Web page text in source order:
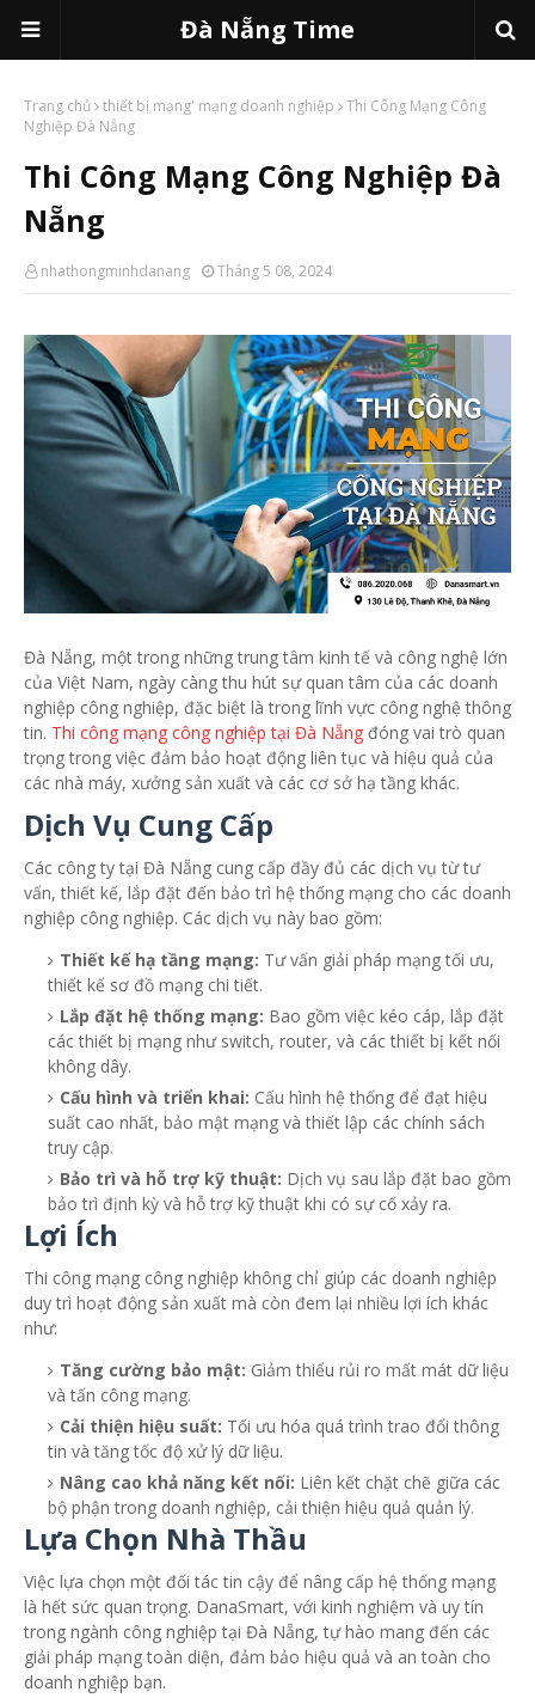
Đà Nẵng Time
Trang chủ thiết bị mạng' mạng doanh nghiệp
Thi Công Mạng Công
Nghiệp Đà Nẵng
Thi Công Mạng Công Nghiệp Đà
Nẵng
nhathongminhdanang Tháng 5 08, 2024
Đà Nẵng, một trong những trung tâm kinh tế và công nghệ lớn
của Việt Nam, ngày càng thu hút sự quan tâm của các doanh
nghiệp công nghiệp, đặc biệt là trong lĩnh vực công nghệ thông
tin. Thi công mạng công nghiệp tại Đà Nẵng đóng vai trò quan
trọng trong việc đảm bảo hoạt động liên tục và hiệu quả của
các nhà máy, xưởng sản xuất và các cơ sở hạ tầng khác.
Dịch Vụ Cung Cấp
Các công ty tại Đà Nẵng cung cấp đầy đủ các dịch vụ từ tư
vấn, thiết kế, lắp đặt đến bảo trì hệ thống mạng cho các doanh
nghiệp công nghiệp. Các dịch vụ này bao gồm:
Thiết kế hạ tầng mạng: Tư vấn giải pháp mạng tối ưu,
thiết kế sơ đồ mạng chi tiết.
Lắp đặt hệ thống mạng: Bao gồm việc kéo cáp, lắp đặt
các thiết bị mạng như switch, router, và các thiết bị kết nối
không dây.
Cấu hình và triển khai: Cấu hình hệ thống để đạt hiệu
suất cao nhất, bảo mật mạng và thiết lập các chính sách
truy cập.
Bảo trì và hỗ trợ kỹ thuật: Dịch vụ sau lắp đặt bao gồm
bảo trì định kỳ và hỗ trợ kỹ thuật khi có sự cố xảy ra.
Lợi Ích
Thi công mạng công nghiệp không chỉ giúp các doanh nghiệp
duy trì hoạt động sản xuất mà còn đem lại nhiều lợi ích khác
như:
Tăng cường bảo mật: Giảm thiểu rủi ro mất mát dữ liệu
và tấn công mạng.
Cải thiện hiệu suất: Tối ưu hóa quá trình trao đổi thông
tin và tăng tốc độ xử lý dữ liệu.
Nâng cao khả năng kết nối: Liên kết chặt chẽ giữa các
bộ phận trong doanh nghiệp, cải thiện hiệu quả quản lý.
Lựa Chọn Nhà Thầu
Việc lựa chọn một đối tác tin cậy để nâng cấp hệ thống mạng
là hết sức quan trọng. DanaSmart, với kinh nghiệm và uy tín
trong ngành công nghiệp tại Đà Nẵng, tự hào mang đến các
giải pháp mạng toàn diện, đảm bảo hiệu quả và an toàn cho
doanh nghiệp bạn.